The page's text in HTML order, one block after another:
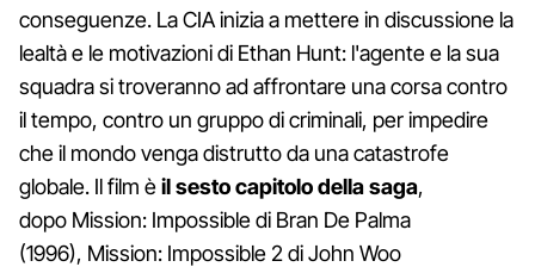
conseguenze. La CIA inizia a mettere in discussione la
lealtà e le motivazioni di Ethan Hunt: l'agente e la sua
squadra si troveranno ad affrontare una corsa contro
il tempo, contro un gruppo di criminali, per impedire
che il mondo venga distrutto da una catastrofe
globale. Il film èil sesto capitolo della saga,
dopo Mission: Impossible di Bran De Palma
(1996), Mission: Impossible 2 di John Woo